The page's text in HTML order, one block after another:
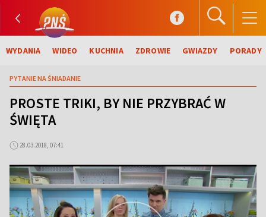
WYDANIA WIDEO KUCHNIA ZDROWIE GWIAZDY PORADY
PYTANIE NA ŚNIADANIE
PROSTE TRIKI, BY NIE PRZYBRAĆ W
ŚWIĘTA
28.03.2018, 07:41